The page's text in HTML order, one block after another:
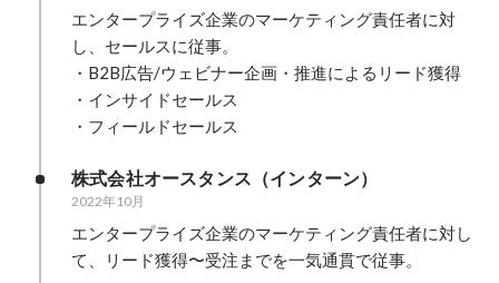
エンタープライズ企業のマーケティング責任者に対
し、セールスに従事。
・B2B広告/ウェビナー企画・推進によるリード獲得
・インサイドセールス
・フィールドセールス
株式会社オースタンス（インターン）
2022年10月
エンタープライズ企業のマーケティング責任者に対し
て、リード獲得〜受注までを一気通貫で従事。